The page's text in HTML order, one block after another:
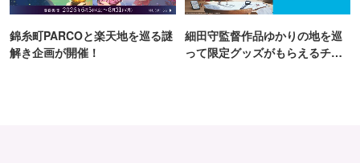
錦糸町PARCOと楽天地を巡る謎
解き企画が開催！
細田守監督作品ゆかりの地を巡
って限定グッズがもらえるチャ